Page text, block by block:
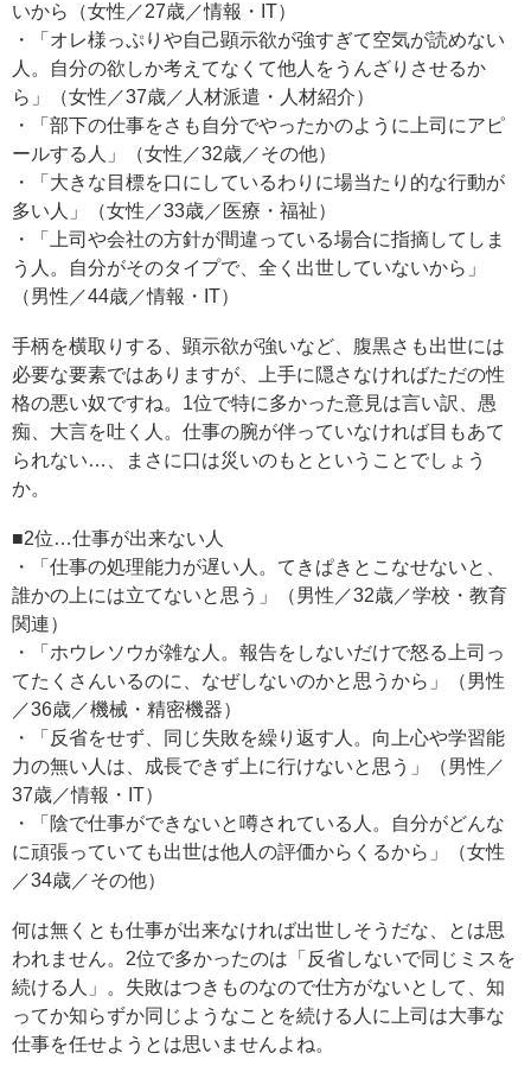
いから（女性／27歳／情報・IT）
・「オレ様っぷりや自己顕示欲が強すぎて空気が読めない
人。自分の欲しか考えてなくて他人をうんざりさせるか
ら」（女性／37歳／人材派遣・人材紹介）
・「部下の仕事をさも自分でやったかのように上司にアピ
ールする人」（女性／32歳／その他）
・「大きな目標を口にしているわりに場当たり的な行動が
多い人」（女性／33歳／医療・福祉）
・「上司や会社の方針が間違っている場合に指摘してしま
う人。自分がそのタイプで、全く出世していないから」
（男性／44歳／情報・IT）
手柄を横取りする、顕示欲が強いなど、腹黒さも出世には
必要な要素ではありますが、上手に隠さなければただの性
格の悪い奴ですね。1位で特に多かった意見は言い訳、愚
痴、大言を吐く人。仕事の腕が伴っていなければ目もあて
られない…、まさに口は災いのもとということでしょう
か。
■2位…仕事が出来ない人
・「仕事の処理能力が遅い人。てきぱきとこなせないと、
誰かの上には立てないと思う」（男性／32歳／学校・教育
関連）
・「ホウレソウが雑な人。報告をしないだけで怒る上司っ
てたくさんいるのに、なぜしないのかと思うから」（男性
／36歳／機械・精密機器）
・「反省をせず、同じ失敗を繰り返す人。向上心や学習能
力の無い人は、成長できず上に行けないと思う」（男性／
37歳／情報・IT）
・「陰で仕事ができないと噂されている人。自分がどんな
に頑張っていても出世は他人の評価からくるから」（女性
／34歳／その他）
何は無くとも仕事が出来なければ出世しそうだな、とは思
われません。2位で多かったのは「反省しないで同じミスを
続ける人」。失敗はつきものなので仕方がないとして、知
ってか知らずか同じようなことを続ける人に上司は大事な
仕事を任せようとは思いませんよね。